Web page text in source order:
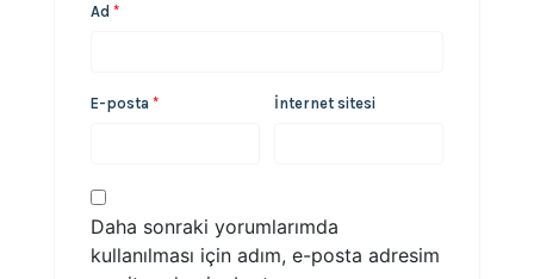
Ad *
E-posta * İnternet sitesi
Daha sonraki yorumlarımda
kullanılması için adım, e-posta adresim